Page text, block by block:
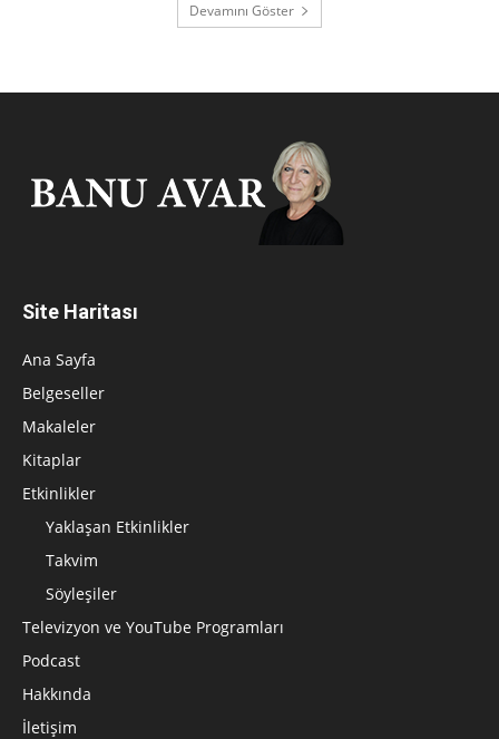
Devamını Göster
Site Haritası
Ana Sayfa
Belgeseller
Makaleler
Kitaplar
Etkinlikler
Yaklaşan Etkinlikler
Takvim
Söyleşiler
Televizyon ve YouTube Programları
Podcast
Hakkında
İletişim